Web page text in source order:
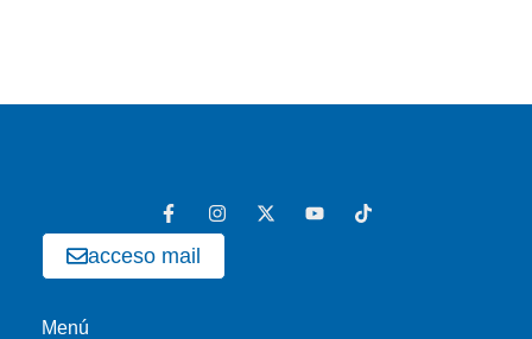
acceso mail
Menú